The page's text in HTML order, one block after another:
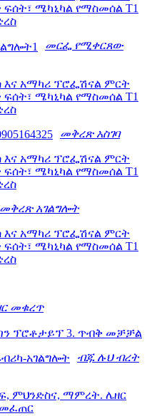
ሜካኒካል የማስመሰል T1
መርፌ የሚቀርጸው
እና አማካሪ ፕሮፌሽናል ምርት
ሜካኒካል የማስመሰል T1
መቅረጽ አስገባ
እና አማካሪ ፕሮፌሽናል ምርት
ሜካኒካል የማስመሰል T1
አገልግሎት
እና አማካሪ ፕሮፌሽናል ምርት
ሜካኒካል የማስመሰል T1
መቁረጥ
ፕሮቶታይፕ 3. ጥብቅ መቻቻል
ብጁ ሉህ ብረት
ምህንድስና, ማምረት. ሌዘር